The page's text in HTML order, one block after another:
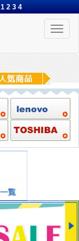
1 2 3 4
Toggle